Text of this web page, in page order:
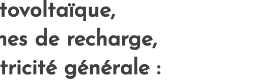
de recharge,
générale :